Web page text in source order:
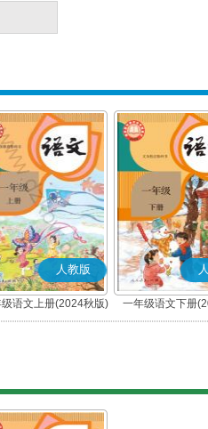
人教版
语文上册(2024秋版)
(部编版)
一年级语文下册
(部编版)